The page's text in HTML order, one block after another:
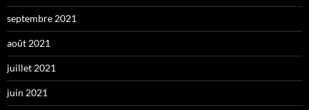
septembre 2021
août 2021
juillet 2021
juin 2021